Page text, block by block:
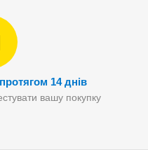
14 днів
вашу покупку